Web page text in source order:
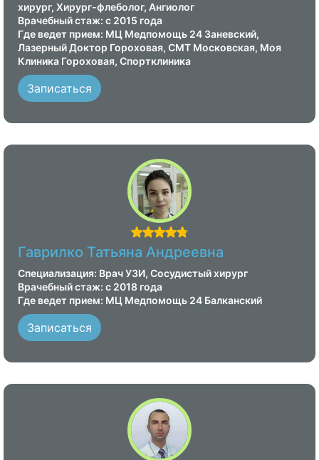
хирург, Хирург-флеболог, Ангиолог
Врачебный стаж: с 2015 года
Где ведет прием: МЦ Медпомощь 24 Заневский,
Лазерный Доктор Гороховая, СМТ Московская, Моя
Клиника Гороховая, Спортклиника
Записаться
Гаврилко Татьяна Андреевна
Специализация: Врач УЗИ, Сосудистый хирург
Врачебный стаж: с 2018 года
Где ведет прием: МЦ Медпомощь 24 Балканский
Записаться